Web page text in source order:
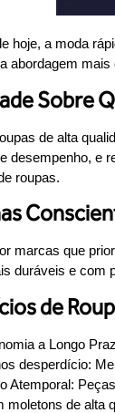
hoje, a moda
abordagem
Sobre
de alta
desempenho, e
roupas.
marcas que
duráveis e com
de
a Longo
desperdício:
Atemporal:
moletons de alta